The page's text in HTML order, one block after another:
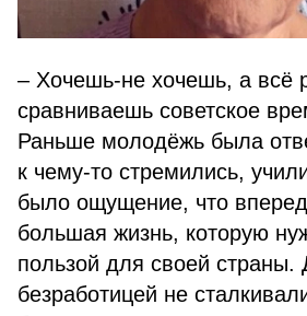
– Хочешь-не хочешь, а всё
сравниваешь советское
Раньше молодёжь была
к чему-то стремились,
было ощущение, что
большая жизнь, которую
пользой для своей страны.
безработицей не